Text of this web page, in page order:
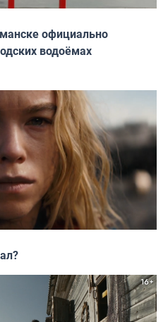
официально
водоёмах